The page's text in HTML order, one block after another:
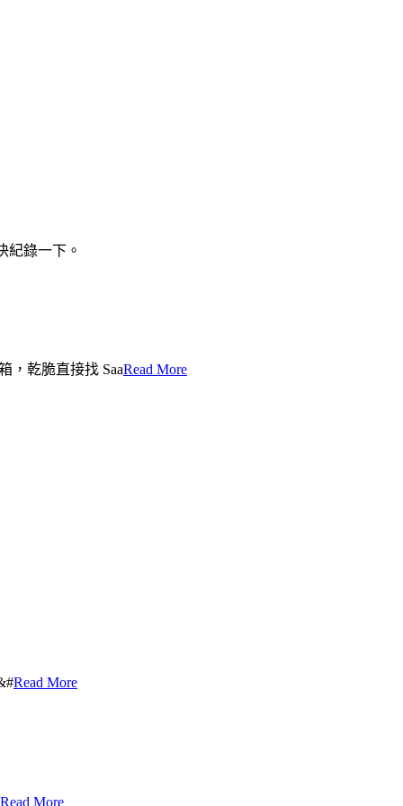
紀錄一下。
，乾脆直接找 SaaRead More
Read More
Read More